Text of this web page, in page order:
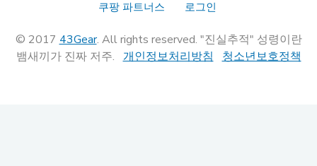
쿠팡 파트너스
로그인
© 2017 43Gear. All rights reserved. "진실추적" 성령이란
뱀새끼가 진짜 저주. 개인정보처리방침 청소년보호정책